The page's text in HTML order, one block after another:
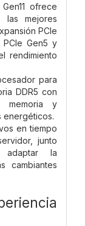
ofrece
las mejores
PCIe
Gen5 y
rendimiento
para
DDR5 con
memoria y
energéticos.
en tiempo
junto
adaptar la
cambiantes